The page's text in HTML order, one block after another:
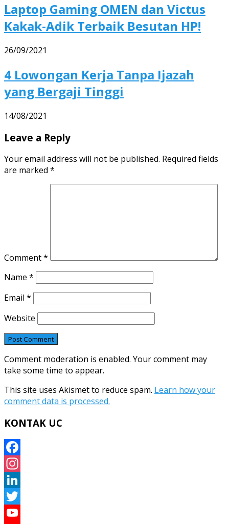
Laptop Gaming OMEN dan Victus
Kakak-Adik Terbaik Besutan HP!
26/09/2021
4 Lowongan Kerja Tanpa Ijazah
yang Bergaji Tinggi
14/08/2021
Leave a Reply
Your email address will not be published. Required fields
are marked *
Comment*
Name *
Email *
Website
Comment moderation is enabled. Your comment may
take some time to appear.
This site uses Akismet to reduce spam. Learn how your
comment data is processed.
KONTAK UC
Facebook
Instagram
LinkedIn
Twitter